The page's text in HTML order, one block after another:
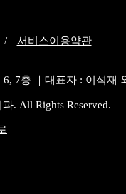
/ 서비스이용약관
7층 ｜대표자 : 이석재
. All Rights Reserved.